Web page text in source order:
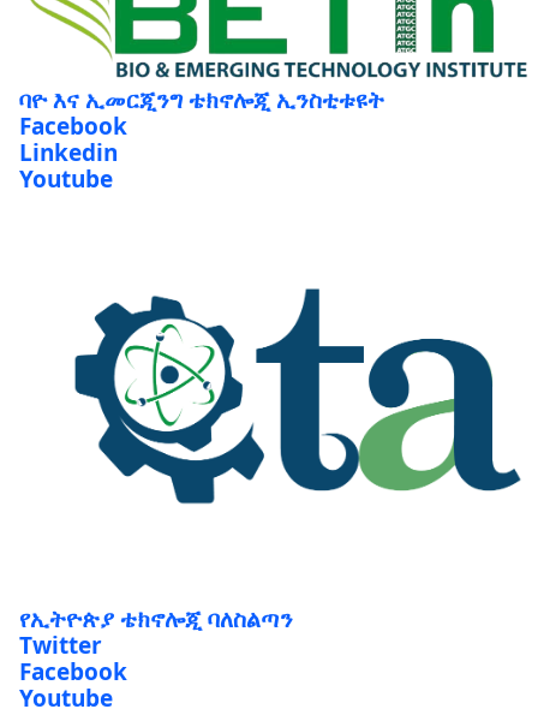
ባዮ እና ኢመርጂንግ ቴክኖሎጂ ኢንስቲቱዩት
Facebook
Linkedin
Youtube
የኢትዮጵያ ቴክኖሎጂ ባለስልጣን
Twitter
Facebook
Youtube